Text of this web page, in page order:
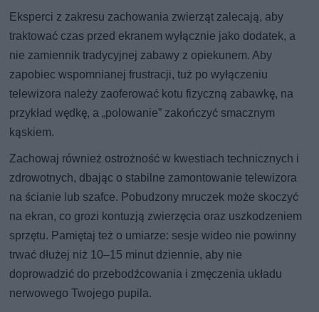
Eksperci z zakresu zachowania zwierząt zalecają, aby
traktować czas przed ekranem wyłącznie jako dodatek, a
nie zamiennik tradycyjnej zabawy z opiekunem. Aby
zapobiec wspomnianej frustracji, tuż po wyłączeniu
telewizora należy zaoferować kotu fizyczną zabawkę, na
przykład wędkę, a „polowanie” zakończyć smacznym
kąskiem.
Zachowaj również ostrożność w kwestiach technicznych i
zdrowotnych, dbając o stabilne zamontowanie telewizora
na ścianie lub szafce. Pobudzony mruczek może skoczyć
na ekran, co grozi kontuzją zwierzęcia oraz uszkodzeniem
sprzętu. Pamiętaj też o umiarze: sesje wideo nie powinny
trwać dłużej niż 10–15 minut dziennie, aby nie
doprowadzić do przebodźcowania i zmęczenia układu
nerwowego Twojego pupila.